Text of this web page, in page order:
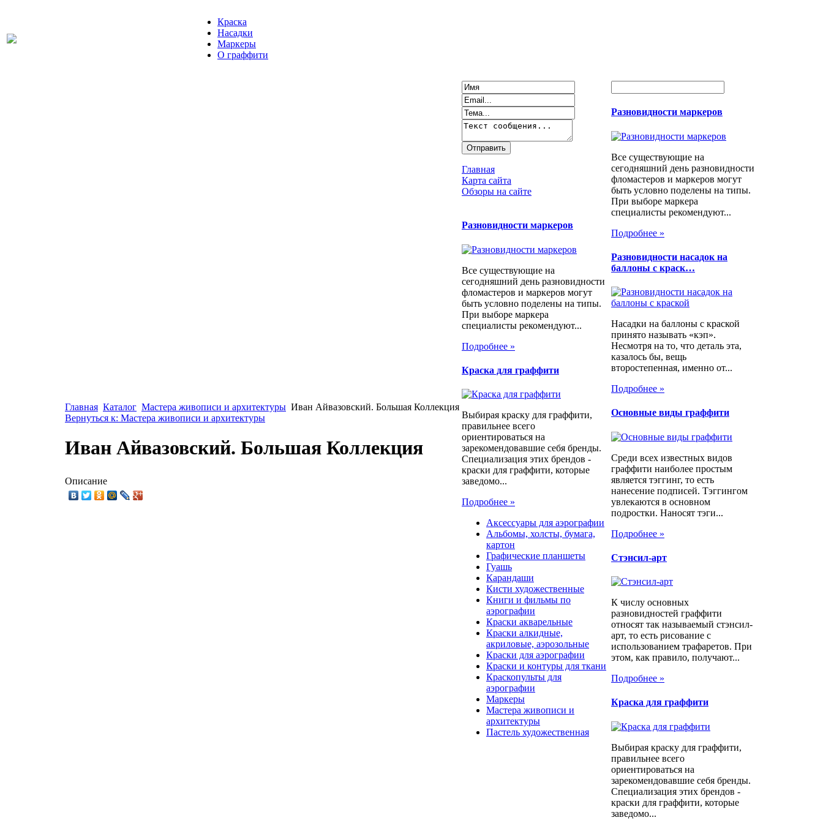
Краска
Насадки
Маркеры
О граффити
Главная Каталог Мастера живописи и архитектуры Иван Айвазовский. Большая Коллекция
Вернуться к: Мастера живописи и архитектуры
Иван Айвазовский. Большая Коллекция
Описание
Главная
Карта сайта
Обзоры на сайте
Разновидности маркеров
Все существующие на
сегодняшний день разновидности
фломастеров и маркеров могут
быть условно поделены на типы.
При выборе маркера
специалисты рекомендуют...
Подробнее »
Краска для граффити
Выбирая краску для граффити,
правильнее всего
ориентироваться на
зарекомендовавшие себя бренды.
Специализация этих брендов -
краски для граффити, которые
заведомо...
Подробнее »
Аксессуары для аэрографии
Альбомы, холсты, бумага,
картон
Графические планшеты
Гуашь
Карандаши
Кисти художественные
Книги и фильмы по
аэрографии
Краски акварельные
Краски алкидные,
акриловые, аэрозольные
Краски для аэрографии
Краски и контуры для ткани
Краскопульты для
аэрографии
Маркеры
Мастера живописи и
архитектуры
Пастель художественная
Разновидности маркеров
Все существующие на
сегодняшний день разновидности
фломастеров и маркеров могут
быть условно поделены на типы.
При выборе маркера
специалисты рекомендуют...
Подробнее »
Разновидности насадок на
баллоны с краск…
Насадки на баллоны с краской
принято называть «кэп».
Несмотря на то, что деталь эта,
казалось бы, вещь
второстепенная, именно от...
Подробнее »
Основные виды граффити
Среди всех известных видов
граффити наиболее простым
является тэггинг, то есть
нанесение подписей. Тэггингом
увлекаются в основном
подростки. Наносят тэги...
Подробнее »
Стэнсил-арт
К числу основных
разновидностей граффити
относят так называемый стэнсил-
арт, то есть рисование с
использованием трафаретов. При
этом, как правило, получают...
Подробнее »
Краска для граффити
Выбирая краску для граффити,
правильнее всего
ориентироваться на
зарекомендовавшие себя бренды.
Специализация этих брендов -
краски для граффити, которые
заведомо...